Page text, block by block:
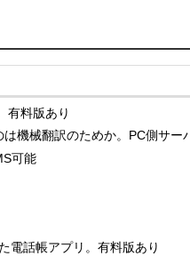
有料版あり
機械翻訳のためか。PC側サー
可能
電話帳アプリ。有料版あり